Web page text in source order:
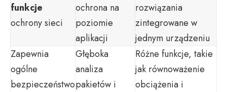
funkcje
ochrony sieci
ochrona na
poziomie
aplikacji
rozwiązania
zintegrowane w
jednym urządzeniu
Zapewnia
ogólne
bezpieczeństwo
Głęboka
analiza
pakietów i
Różne funkcje, takie
jak równoważenie
obciążenia i